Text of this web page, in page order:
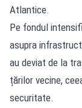
Atlantice.
Pe fondul
asupra
au deviat de la
țărilor vecine,
securitate.